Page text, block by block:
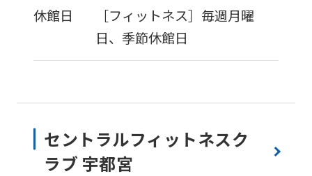
休館日
［フィットネス］毎週月曜
日、季節休館日
セントラルフィットネスク
ラブ 宇都宮